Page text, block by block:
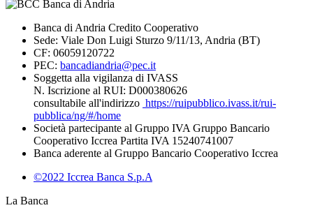
Banca di Andria Credito Cooperativo
Sede: Viale Don Luigi Sturzo 9/11/13, Andria (BT)
CF: 06059120722
PEC: bancadiandria@pec.it
Soggetta alla vigilanza di IVASS
N. Iscrizione al RUI: D000380626
consultabile all'indirizzo https://ruipubblico.ivass.it/rui-
pubblica/ng/#/home
Società partecipante al Gruppo IVA Gruppo Bancario
Cooperativo Iccrea Partita IVA 15240741007
Banca aderente al Gruppo Bancario Cooperativo Iccrea
©2022 Iccrea Banca S.p.A
La Banca